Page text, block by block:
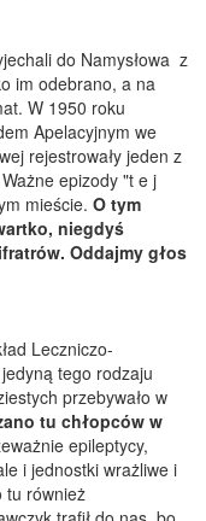
do Namysłowa z
im odebrano, a na
W 1950 roku
Apelacyjnym we
rejestrowały jeden z
epizody "t e j
mieście. O tym
niegdyś
Oddajmy głos
Leczniczo-
tego rodzaju
przebywało w
tu chłopców w
epileptycy,
i jednostki wrażliwe i
tu również